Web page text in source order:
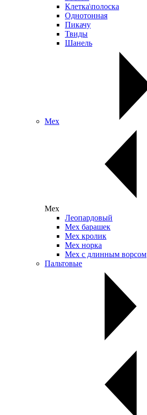
Клетка\полоска
Однотонная
Пикачу
Твиды
Шанель
Мех
Мех
Леопардовый
Мех барашек
Мех кролик
Мех норка
Мех с длинным ворсом
Пальтовые